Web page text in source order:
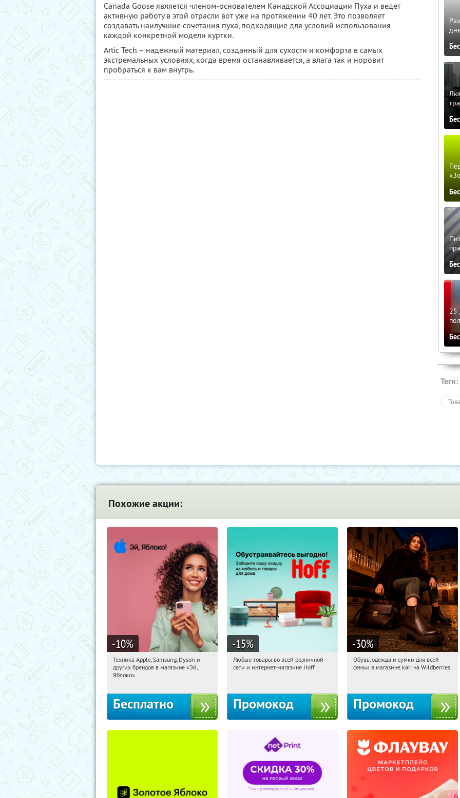
Canada Goose является членом-основателем Канадской Ассоциации Пуха и ведет
активную работу в этой отрасли вот уже на протяжении 40 лет. Это позволяет
создавать наилучшие сочетания пуха, подходящие для условий использования
каждой конкретной модели куртки.
Artic Tech – надежный материал, созданный для сухости и комфорта в самых
экстремальных условиях, когда время останавливается, а влага так и норовит
пробраться к вам внутрь.
25
Теги:
Похожие акции:
-10%
15:11:22
Получи первым!
Багратионовская
Техника Apple, Samsung, Dyson и
других брендов в магазине «Эй,
Яблоко»
Бесплатно
-15%
15:11:22 Получили:
Любые товары во всей розничной
сети и интернет-магазине Hoff
Промокод
-30%
15:11:22 Получили:
Обувь, одежда и сумки для всей
семьи в магазине kari на Wildberries
Промокод